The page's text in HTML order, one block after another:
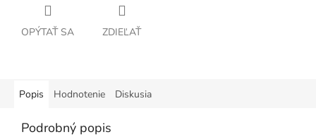
OPÝTAŤ SA ZDIEĽAŤ
Popis Hodnotenie Diskusia
Podrobný popis